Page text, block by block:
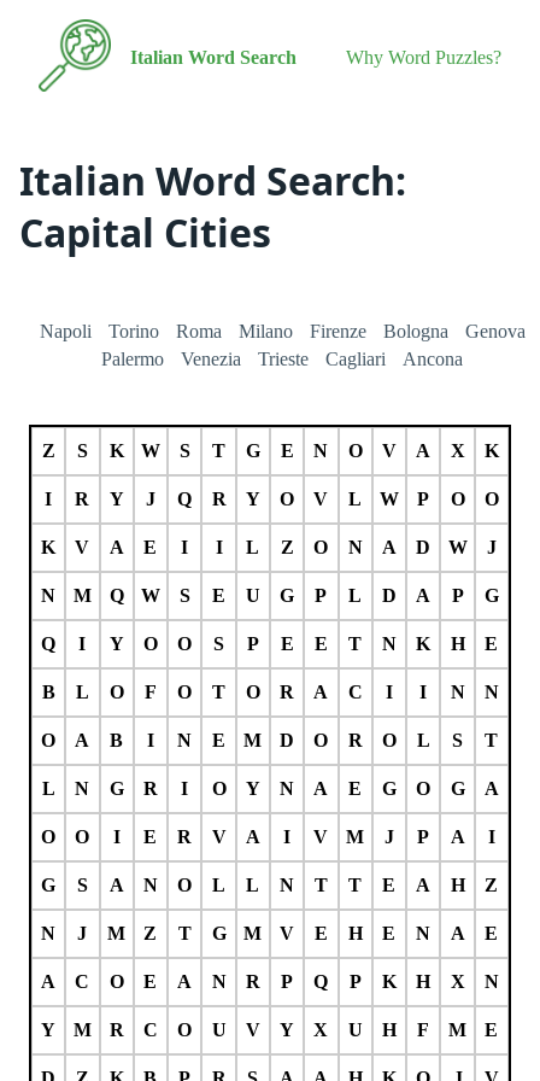
Italian Word Search Why Word Puzzles?
Italian Word Search:
Capital Cities
Z S K W S T G E N O V A X K
I R Y J Q R Y O V L W P O O
K V A E I I L Z O N A D W J
N M Q W S E U G P L D A P G
Q I Y O O S P E E T N K H E
B L O F O T O R A C I I N N
O A B I N E M D O R O L S T
L N G R I O Y N A E G O G A
O O I E R V A I V M J P A I
G S A N O L L N T T E A H Z
N J M Z T G M V E H E N A E
A C O E A N R P Q P K H X N
Y M R C O U V Y X U H F M E
Napoli Torino Roma Milano Firenze Bologna
Genova
Palermo
Venezia Trieste Cagliari Ancona